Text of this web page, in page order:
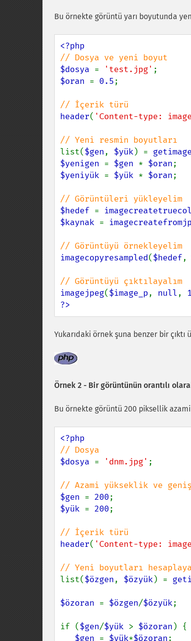
Bu örnekte görüntü yarı boyutunda
$dosya = 'test.jpg'
$oran = 0.5;
header( 'Content-type:
list($gen, $yük) =
$yenigen = $gen * $oran
$yeniyük = $yük * $oran;
$hedef =
$kaynak =
imagecopyresampled($hedef,
imagejpeg($image_p, null,
?>
Yukarıdaki örnek şuna benzer bir çıktı
Örnek 2 - Bir görüntünün orantılı
Bu örnekte görüntü 200 piksellik
$dosya = 'dnm.jpg' ;
$gen = 200
$yük = 200;
header( 'Content-type:
list($özgen, $özyük) =
$özoran = $özgen/$özyük;
if ($gen/$yük > $özoran ) {
$gen = $yük*$özoran;